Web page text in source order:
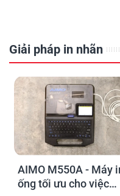
Giải pháp in nhãn
AIMO M550A - Máy
ống tối ưu cho việc